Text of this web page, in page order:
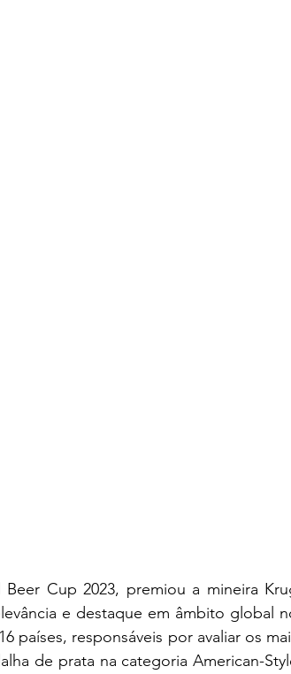
Cup 2023, premiou a mineira
e destaque em âmbito global
países, responsáveis por avaliar os
de prata na categoria American-